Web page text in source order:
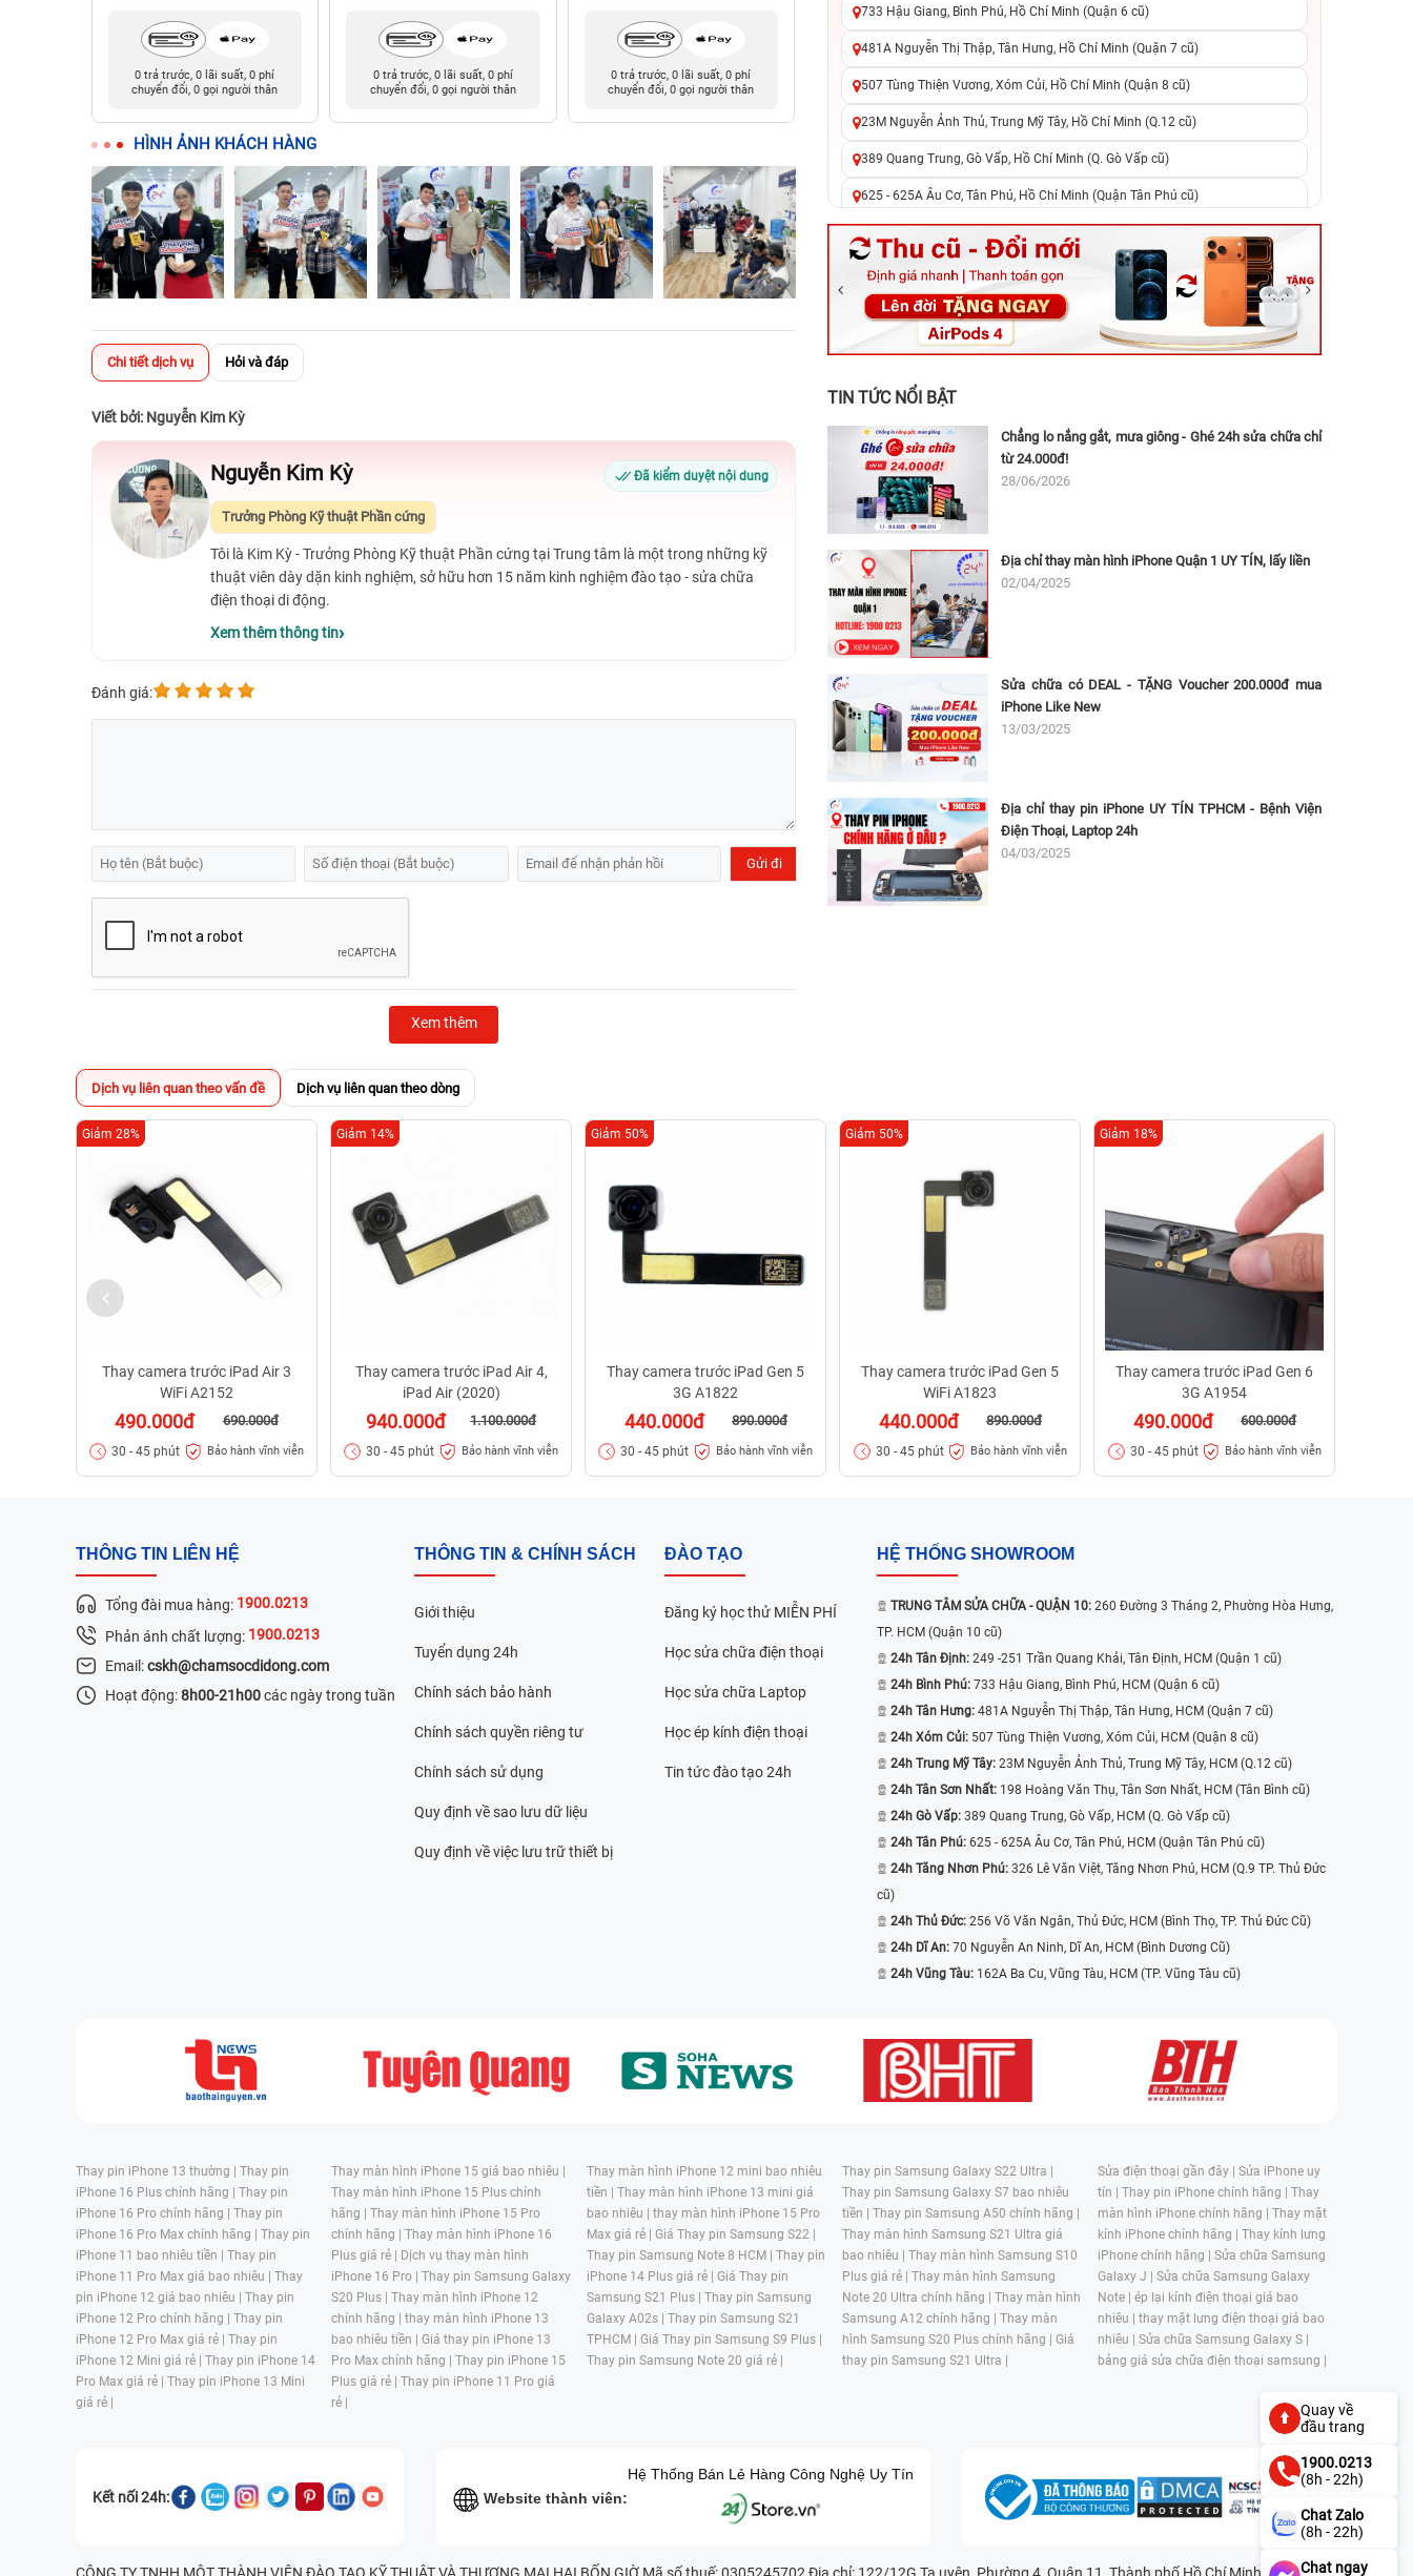
0 trả trước, 0 lãi suất, 0 phí
chuyển đổi, 0 gọi người thân
0 trả trước, 0 lãi suất, 0 phí
chuyển đổi, 0 gọi người thân
0 trả trước, 0 lãi suất, 0 phí
chuyển đổi, 0 gọi người thân
chuyển đổi, 0 gọi người thân
chuyển đổi, 0 gọi người thân
HÌNH ẢNH KHÁCH HÀNG
Chi tiết dịch vụ Hỏi và đáp
Viết bởi: Nguyễn Kim Kỳ
Nguyễn Kim Kỳ Đã kiểm duyệt nội dung
Trưởng Phòng Kỹ thuật Phần cứng
Tôi là Kim Kỳ - Trưởng Phòng Kỹ thuật Phần cứng tại Trung tâm là một trong những kỹ
thuật viên dày dặn kinh nghiệm, sở hữu hơn 15 năm kinh nghiệm đào tạo - sửa chữa
điện thoại di động.
Xem thêm thông tin
Đánh giá:
Xem thêm
733 Hậu Giang, Bình Phú, Hồ Chí Minh (Quận 6 cũ)
481A Nguyễn Thị Thập, Tân Hưng, Hồ Chí Minh (Quận 7 cũ)
507 Tùng Thiện Vương, Xóm Củi, Hồ Chí Minh (Quận 8 cũ)
23M Nguyễn Ảnh Thủ, Trung Mỹ Tây, Hồ Chí Minh (Q.12 cũ)
389 Quang Trung, Gò Vấp, Hồ Chí Minh (Q. Gò Vấp cũ)
625 - 625A Âu Cơ, Tân Phú, Hồ Chí Minh (Quận Tân Phú cũ)
326 Lê Văn Việt, Tăng Nhơn Phú, Hồ Chí Minh (Q.9 TP. Thủ Đức cũ)
256 Võ Văn Ngân, Thủ Đức, Hồ Chí Minh (Bình Thọ, TP. Thủ Đức Cũ)
70 Nguyễn An Ninh, Dĩ An, Hồ Chí Minh (Bình Dương Cũ)
24h Vũng Tàu: 162A Ba Cu, Vũng Tàu, Hồ Chí Minh (TP. Vũng Tàu cũ)
TIN TỨC NỔI BẬT
Chẳng lo nắng gắt, mưa giông - Ghé 24h sửa chữa chỉ
từ 24.000đ!
28/06/2026
Địa chỉ thay màn hình iPhone Quận 1 UY TÍN, lấy liền
02/04/2025
Sửa chữa có DEAL - TẶNG Voucher 200.000đ mua
iPhone Like New
13/03/2025
Địa chỉ thay pin iPhone UY TÍN TPHCM - Bệnh Viện
Điện Thoại, Laptop 24h
04/03/2025
Dịch vụ liên quan theo vấn đề Dịch vụ liên quan theo dòng
Thay camera trước iPad Air 3
WiFi A2152
490.000đ 690.000đ
Giảm 28%
30 - 45 phút Bảo hành vĩnh viễn
Thay camera trước iPad Air 4,
iPad Air (2020)
940.000đ 1.100.000đ
Giảm 14%
30 - 45 phút Bảo hành vĩnh viễn
Thay camera trước iPad Gen 5
3G A1822
440.000đ 890.000đ
Giảm 50%
30 - 45 phút Bảo hành vĩnh viễn
Thay camera trước iPad Gen 5
WiFi A1823
440.000đ 890.000đ
Giảm 50%
30 - 45 phút Bảo hành vĩnh viễn
Thay camera trước iPad Gen 6
3G A1954
490.000đ 600.000đ
Giảm 18%
30 - 45 phút Bảo hành vĩnh viễn
THÔNG TIN LIÊN HỆ
Tổng đài mua hàng: 1900.0213
Phản ánh chất lượng: 1900.0213
Email:cskh@chamsocdidong.com
Hoạt động:8h00-21h00các ngày trong tuần
THÔNG TIN & CHÍNH SÁCH
Giới thiệu
Tuyển dụng 24h
Chính sách bảo hành
Chính sách quyền riêng tư
Chính sách sử dụng
Quy định về sao lưu dữ liệu
Quy định về việc lưu trữ thiết bị
ĐÀO TẠO
Đăng ký học thử MIỄN PHÍ
Học sửa chữa điện thoại
Học sửa chữa Laptop
Học ép kính điện thoại
Tin tức đào tạo 24h
HỆ THỐNG SHOWROOM
TRUNG TÂM SỬA CHỮA - QUẬN 10: 260 Đường 3 Tháng 2, Phường Hòa Hưng,
TP. HCM (Quận 10 cũ)
24h Tân Định: 249 -251 Trần Quang Khải, Tân Định, HCM (Quận 1 cũ)
24h Bình Phú: 733 Hậu Giang, Bình Phú, HCM (Quận 6 cũ)
24h Tân Hưng: 481A Nguyễn Thị Thập, Tân Hưng, HCM (Quận 7 cũ)
24h Xóm Củi: 507 Tùng Thiện Vương, Xóm Củi, HCM (Quận 8 cũ)
24h Trung Mỹ Tây: 23M Nguyễn Ảnh Thủ, Trung Mỹ Tây, HCM (Q.12 cũ)
24h Tân Sơn Nhất: 198 Hoàng Văn Thụ, Tân Sơn Nhất, HCM (Tân Bình cũ)
24h Gò Vấp: 389 Quang Trung, Gò Vấp, HCM (Q. Gò Vấp cũ)
24h Tân Phú: 625 - 625A Âu Cơ, Tân Phú, HCM (Quận Tân Phú cũ)
24h Tăng Nhơn Phú: 326 Lê Văn Việt, Tăng Nhơn Phú, HCM (Q.9 TP. Thủ Đức
cũ)
24h Thủ Đức: 256 Võ Văn Ngân, Thủ Đức, HCM (Bình Thọ, TP. Thủ Đức Cũ)
24h Dĩ An: 70 Nguyễn An Ninh, Dĩ An, HCM (Bình Dương Cũ)
24h Vũng Tàu: 162A Ba Cu, Vũng Tàu, HCM (TP. Vũng Tàu cũ)
Thay pin iPhone 13 thường | Thay pin
iPhone 16 Plus chính hãng | Thay pin
iPhone 16 Pro chính hãng | Thay pin
iPhone 16 Pro Max chính hãng | Thay pin
iPhone 11 bao nhiêu tiền | Thay pin
iPhone 11 Pro Max giá bao nhiêu | Thay
pin iPhone 12 giá bao nhiêu | Thay pin
iPhone 12 Pro chính hãng | Thay pin
iPhone 12 Pro Max giá rẻ | Thay pin
iPhone 12 Mini giá rẻ | Thay pin iPhone 14
Pro Max giá rẻ | Thay pin iPhone 13 Mini
giá rẻ |
Thay màn hình iPhone 15 giá bao nhiêu |
Thay màn hình iPhone 15 Plus chính
hãng | Thay màn hình iPhone 15 Pro
chính hãng | Thay màn hình iPhone 16
Plus giá rẻ | Dịch vụ thay màn hình
iPhone 16 Pro | Thay pin Samsung Galaxy
S20 Plus | Thay màn hình iPhone 12
chính hãng | thay màn hình iPhone 13
bao nhiêu tiền | Giá thay pin iPhone 13
Pro Max chính hãng | Thay pin iPhone 15
Plus giá rẻ | Thay pin iPhone 11 Pro giá
rẻ |
Thay màn hình iPhone 12 mini bao nhiêu
tiền | Thay màn hình iPhone 13 mini giá
bao nhiêu | thay màn hình iPhone 15 Pro
Max giá rẻ | Giá Thay pin Samsung S22 |
Thay pin Samsung Note 8 HCM | Thay pin
iPhone 14 Plus giá rẻ | Giá Thay pin
Samsung S21 Plus | Thay pin Samsung
Galaxy A02s | Thay pin Samsung S21
TPHCM | Giá Thay pin Samsung S9 Plus |
Thay pin Samsung Note 20 giá rẻ |
Thay pin Samsung Galaxy S22 Ultra |
Thay pin Samsung Galaxy S7 bao nhiêu
tiền | Thay pin Samsung A50 chính hãng |
Thay màn hình Samsung S21 Ultra giá
bao nhiêu | Thay màn hình Samsung S10
Plus giá rẻ | Thay màn hình Samsung
Note 20 Ultra chính hãng | Thay màn hình
Samsung A12 chính hãng | Thay màn
hình Samsung S20 Plus chính hãng | Giá
thay pin Samsung S21 Ultra |
Sửa điện thoại gần đây | Sửa iPhone uy
tín | Thay pin iPhone chính hãng | Thay
màn hình iPhone chính hãng | Thay mặt
kính iPhone chính hãng | Thay kính lưng
iPhone chính hãng | Sửa chữa Samsung
Galaxy J | Sửa chữa Samsung Galaxy
Note | ép lại kính điện thoại giá bao
nhiêu | thay mặt lưng điện thoại giá bao
nhiêu | Sửa chữa Samsung Galaxy S |
bảng giá sửa chữa điện thoại samsung |
Kết nối 24h: Website thành viên:
Hệ Thống Bán Lẻ Hàng Công Nghệ Uy Tín
CÔNG TY TNHH MỘT THÀNH VIÊN ĐÀO TẠO KỸ THUẬT VÀ THƯƠNG MẠI HAI BỐN GIỜ Mã số thuế: 0305245702 Địa chỉ: 122/12G Tạ uyên, Phường 4, Quận 11, Thành phố Hồ Chí Minh, Việt Nam
Quay về
đầu trang
1900.0213
(8h - 22h)
Chat Zalo
(8h - 22h)
Chat ngay